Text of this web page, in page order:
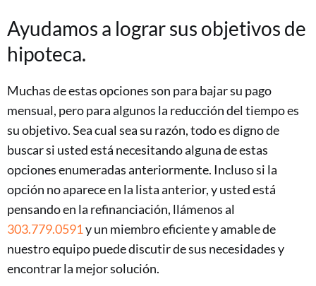
Ayudamos a lograr sus objetivos de
hipoteca.
Muchas de estas opciones son para bajar su pago
mensual, pero para algunos la reducción del tiempo es
su objetivo. Sea cual sea su razón, todo es digno de
buscar si usted está necesitando alguna de estas
opciones enumeradas anteriormente. Incluso si la
opción no aparece en la lista anterior, y usted está
pensando en la refinanciación, llámenos al
303.779.0591y un miembro eficiente y amable de
nuestro equipo puede discutir de sus necesidades y
encontrar la mejor solución.